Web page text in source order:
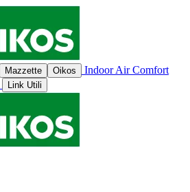
Mazzette Oikos
Indoor Air Comfort
Link Utili